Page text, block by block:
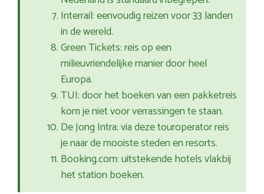
Interrail: eenvoudig reizen voor 33 landen
in de wereld.
Green Tickets: reis op een
milieuvriendelijke manier door heel
Europa.
TUI: door het boeken van een pakketreis
kom je niet voor verrassingen te staan.
De Jong Intra: via deze touroperator reis
je naar de mooiste steden en resorts.
Booking.com: uitstekende hotels vlakbij
het station boeken.